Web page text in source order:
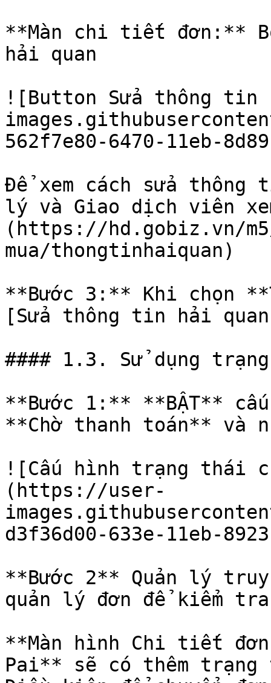
**Màn chi tiết đơn:**
hải quan
![Button Sửa thông
562f7e80-6470-11eb-
Để xem cách sửa
lý và Giao dịch viên
(https://hd.gobiz.vn/
mua/thongtinhaiquan)
**Bước 3:** Khi chọn
[Sửa thông tin hải
#### 1.3. Sử dụng
**Bước 1:** **BẬT**
**Chờ thanh toán** và
![Cấu hình trạng thái
(https://user-
d3f36d00-633e-11eb-
**Bước 2** Quản lý
quản lý đơn để kiểm
**Màn hình Chi tiết
Pai** sẽ có thêm